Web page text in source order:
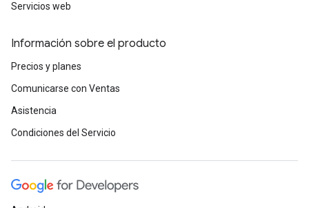
Servicios web
Información sobre el producto
Precios y planes
Comunicarse con Ventas
Asistencia
Condiciones del Servicio